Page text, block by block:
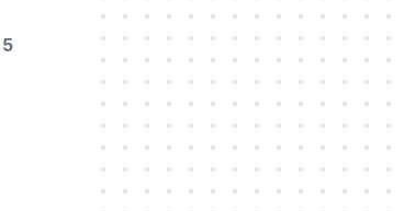
5